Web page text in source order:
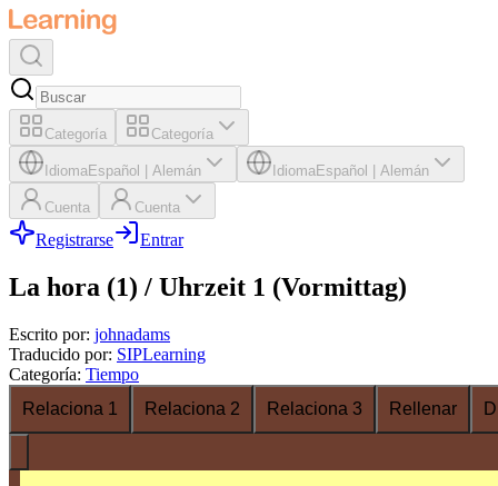
Categoría Categoría
IdiomaEspañol Alemán IdiomaEspañol Alemán
Cuenta Cuenta
Registrarse Entrar
La hora (1) / Uhrzeit 1 (Vormittag)
Escrito por: johnadams
Traducido por: SIPLearning
Categoría: Tiempo
Relaciona 1
Relaciona 2 Relaciona 3 Rellenar